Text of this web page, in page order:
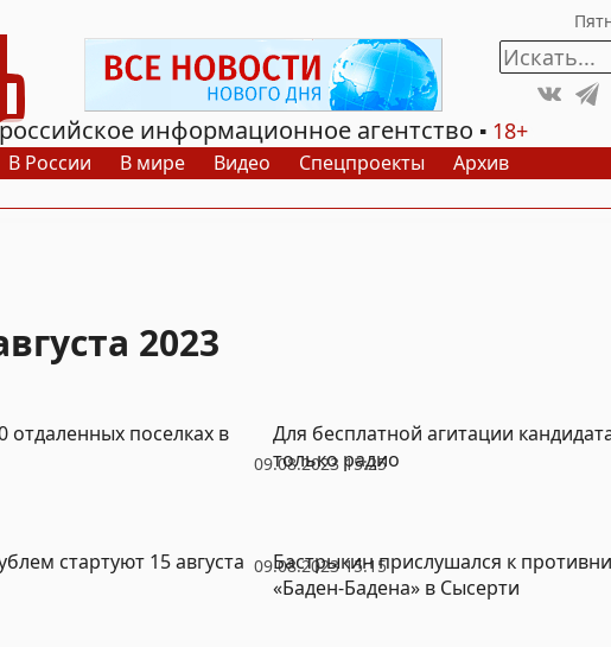
российское информационное агентство
18+
В России В мире Видео Спецпроекты Архив
2023
09.08.2023 15:25
отдаленных поселках в
Для бесплатной агитации
только радио
09.08.2023 15:15
стартуют 15 августа
Бастрыкин прислушался к
«Баден-Бадена» в Сысерти